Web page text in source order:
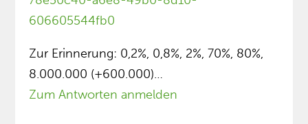
606605544fb0
Zur Erinnerung: 0,2%, 0,8%, 2%, 70%, 80%,
8.000.000 (+600.000)…
Zum Antworten anmelden